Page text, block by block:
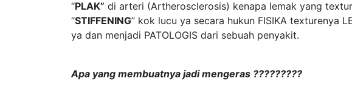
“PLAK” di arteri (Artherosclerosis) kenapa lemak yang
“STIFFENING” kok lucu ya secara hukun FISIKA texturenya
ya dan menjadi PATOLOGIS dari sebuah penyakit.
Apa yang membuatnya jadi mengeras ?????????